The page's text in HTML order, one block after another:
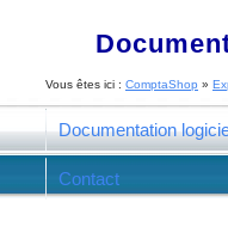
Vous êtes ici : ComptaShop »
Documentation
Contact